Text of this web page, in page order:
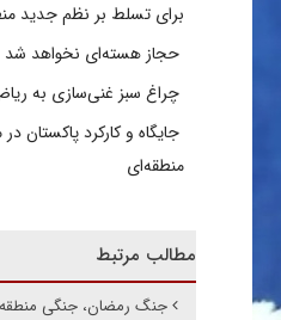
برای تسلط بر نظم جدید
حجاز هسته‌ای نخواهد شد
چراغ سبز غنی‌سازی به
جایگاه و کارکرد پاکستان
منطقه‌ای
مطالب مرتبط
جنگ رمضان، جنگی